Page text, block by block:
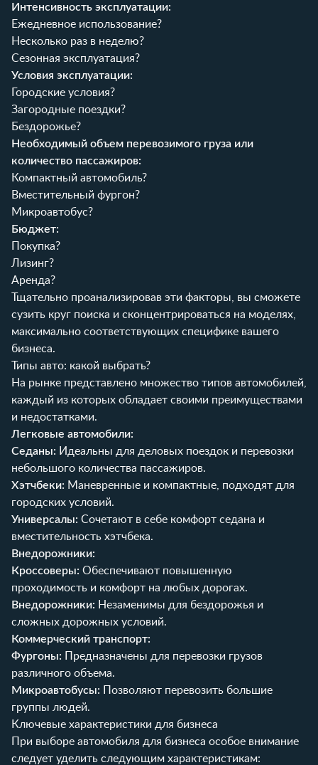
Интенсивность эксплуатации:
Ежедневное использование?
Несколько раз в неделю?
Сезонная эксплуатация?
Условия эксплуатации:
Городские условия?
Загородные поездки?
Бездорожье?
Необходимый объем перевозимого груза или
количество пассажиров:
Компактный автомобиль?
Вместительный фургон?
Микроавтобус?
Бюджет:
Покупка?
Лизинг?
Аренда?
Тщательно проанализировав эти факторы, вы сможете
сузить круг поиска и сконцентрироваться на моделях,
максимально соответствующих специфике вашего
бизнеса.
Типы авто: какой выбрать?
На рынке представлено множество типов автомобилей,
каждый из которых обладает своими преимуществами
и недостатками.
Легковые автомобили:
Седаны: Идеальны для деловых поездок и перевозки
небольшого количества пассажиров.
Хэтчбеки: Маневренные и компактные, подходят для
городских условий.
Универсалы: Сочетают в себе комфорт седана и
вместительность хэтчбека.
Внедорожники:
Кроссоверы: Обеспечивают повышенную
проходимость и комфорт на любых дорогах.
Внедорожники: Незаменимы для бездорожья и
сложных дорожных условий.
Коммерческий транспорт:
Фургоны: Предназначены для перевозки грузов
различного объема.
Микроавтобусы: Позволяют перевозить большие
группы людей.
Ключевые характеристики для бизнеса
При выборе автомобиля для бизнеса особое внимание
следует уделить следующим характеристикам: